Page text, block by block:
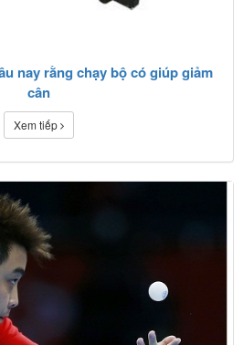
nay rằng chạy bộ có giúp giảm
cân
Xem tiếp